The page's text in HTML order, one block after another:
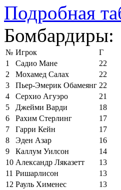
Подробная
Бомбардиры:
№ Игрок
Г
1
Садио Мане
22
2
Мохамед Салах
22
3
Пьер-Эмерик Обамеянг 22
4
Серхио Агуэро
21
5
Джейми Варди
18
6
Рахим Стерлинг
17
7
Гарри Кейн
17
8
Эден Азар
16
9
Каллум Уилсон
14
10 Александр Ляказетт
13
11 Ришарлисон
13
12 Рауль Хименес
13